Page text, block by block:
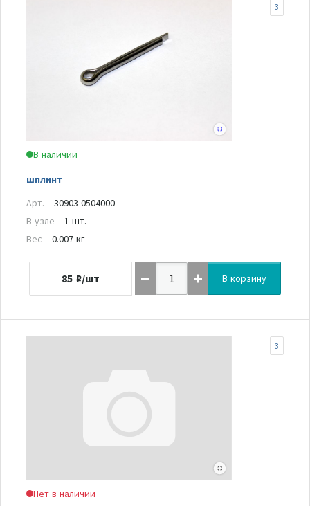
В наличии
шплинт
3
Арт.
30903-0504000
В узле
1 шт.
Вес
0.007 кг
85 ₽/шт В корзину
Нет в наличии
3